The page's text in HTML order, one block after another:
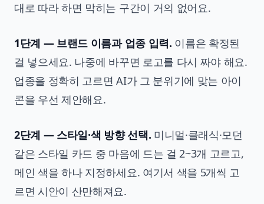
대로 따라 하면 막히는 구간이 거의 없어요.
1단계 — 브랜드 이름과 업종 입력. 이름은 확정된
걸 넣으세요. 나중에 바꾸면 로고를 다시 짜야 해요.
업종을 정확히 고르면 AI가 그 분위기에 맞는 아이
콘을 우선 제안해요.
2단계 — 스타일·색 방향 선택. 미니멀·클래식·모던
같은 스타일 카드 중 마음에 드는 걸 2~3개 고르고,
메인 색을 하나 지정하세요. 여기서 색을 5개씩 고
르면 시안이 산만해져요.